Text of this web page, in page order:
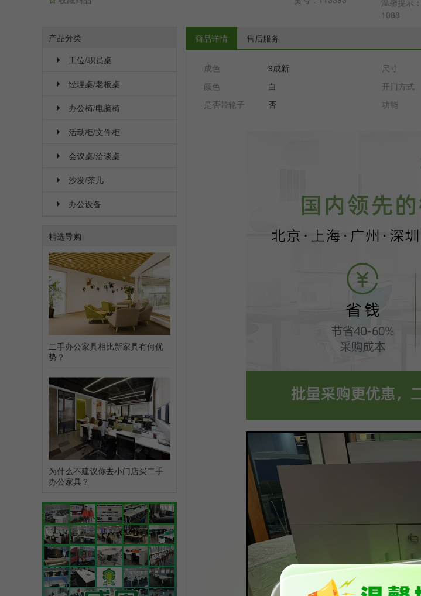
温馨提示
1088
产品分类
工位/职员桌
经理桌/老板桌
办公椅/电脑椅
活动柜/文件柜
会议桌/洽谈桌
沙发/茶几
办公设备
精选导购
二手办公家具相比新家具有何优
势？
为什么不建议你去小门店买二手
办公家具？
商品详情 售后服务
成色 9成新 尺寸
颜色
白 开门方式
是否带轮子
否 功能